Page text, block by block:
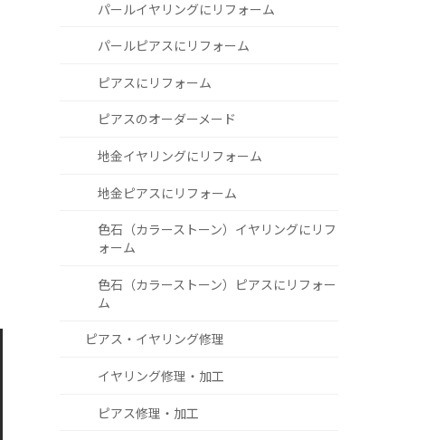
パールイヤリングにリフォーム
パールピアスにリフォーム
ピアスにリフォーム
ピアスのオーダーメード
地金イヤリングにリフォーム
地金ピアスにリフォーム
色石（カラーストーン）イヤリングにリフ
ォーム
色石（カラーストーン）ピアスにリフォー
ム
ピアス・イヤリング修理
イヤリング修理・加工
ピアス修理・加工